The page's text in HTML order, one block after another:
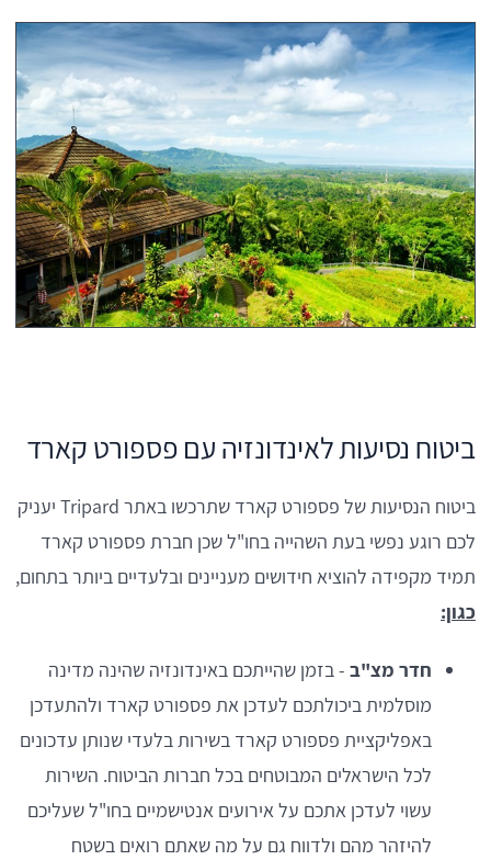
ביטוח נסיעות לאינדונזיה עם פספורט קארד
ביטוח הנסיעות של פספורט קארד שתרכשו באתר Tripard יעניק
לכם רוגע נפשי בעת השהייה בחו"ל שכן חברת פספורט קארד
תמיד מקפידה להוציא חידושים מעניינים ובלעדיים ביותר בתחום,
כגון:
חדר מצ"ב - בזמן שהייתכם באינדונזיה שהינה מדינה
מוסלמית ביכולתכם לעדכן את פספורט קארד ולהתעדכן
באפליקציית פספורט קארד בשירות בלעדי שנותן עדכונים
לכל הישראלים המבוטחים בכל חברות הביטוח. השירות
עשוי לעדכן אתכם על אירועים אנטישמיים בחו"ל שעליכם
להיזהר מהם ולדווח גם על מה שאתם רואים בשטח